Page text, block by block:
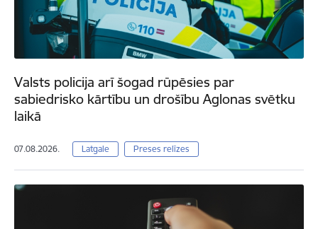
Valsts policija arī šogad rūpēsies par
sabiedrisko kārtību un drošību Aglonas svētku
laikā
07.08.2026. Latgale Preses relīzes